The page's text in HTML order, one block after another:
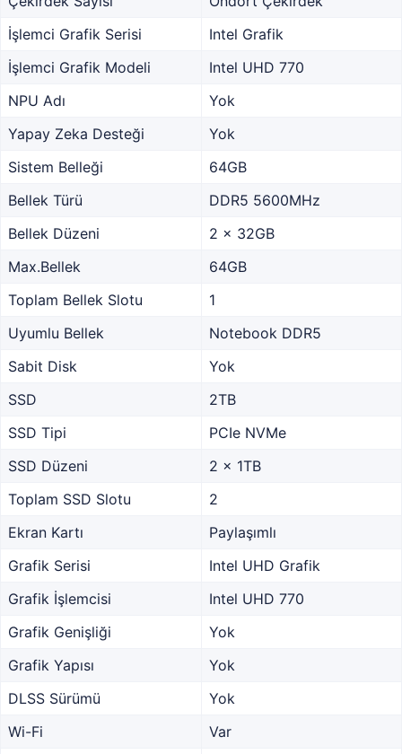
İşlemci Grafik Serisi
Intel Grafik
İşlemci Grafik Modeli
Intel UHD 770
NPU Adı
Yok
Yapay Zeka Desteği
Yok
Sistem Belleği
64GB
Bellek Türü
DDR5 5600MHz
Bellek Düzeni
2 x 32GB
Max.Bellek
64GB
Toplam Bellek Slotu
1
Uyumlu Bellek
Notebook DDR5
Sabit Disk
Yok
SSD
2TB
SSD Tipi
PCIe NVMe
SSD Düzeni
2 x 1TB
Toplam SSD Slotu
2
Ekran Kartı
Paylaşımlı
Grafik Serisi
Intel UHD Grafik
Grafik İşlemcisi
Intel UHD 770
Grafik Genişliği
Yok
Grafik Yapısı
Yok
DLSS Sürümü
Yok
Wi-Fi
Var